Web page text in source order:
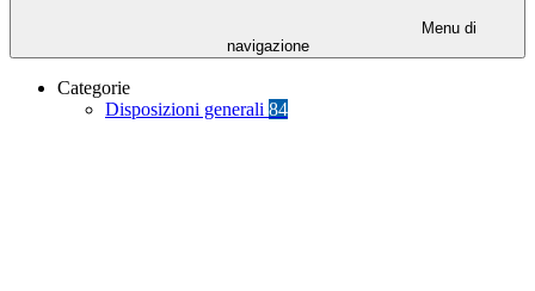
Menu di
navigazione
Categorie
Disposizioni generali 84